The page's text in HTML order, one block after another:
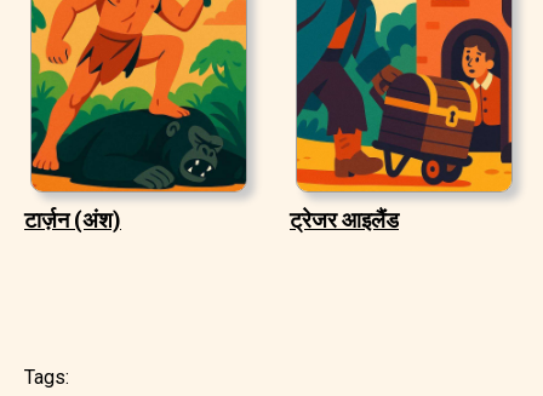
टार्ज़न (अंश) ट्रेजर आइलैंड
Tags: